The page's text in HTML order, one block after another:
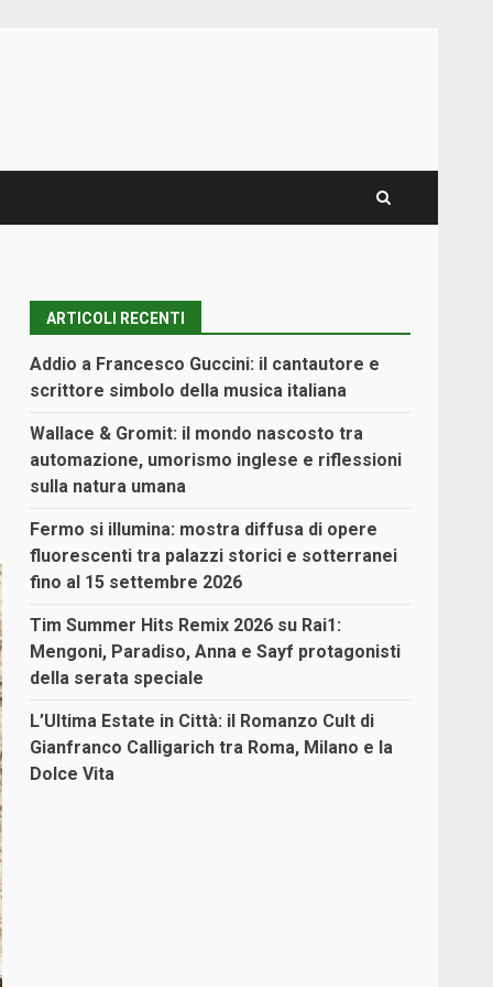
ARTICOLI RECENTI
Addio a Francesco Guccini: il cantautore e
scrittore simbolo della musica italiana
Wallace & Gromit: il mondo nascosto tra
automazione, umorismo inglese e riflessioni
sulla natura umana
Fermo si illumina: mostra diffusa di opere
fluorescenti tra palazzi storici e sotterranei
fino al 15 settembre 2026
Tim Summer Hits Remix 2026 su Rai1:
Mengoni, Paradiso, Anna e Sayf protagonisti
della serata speciale
L’Ultima Estate in Città: il Romanzo Cult di
Gianfranco Calligarich tra Roma, Milano e la
Dolce Vita